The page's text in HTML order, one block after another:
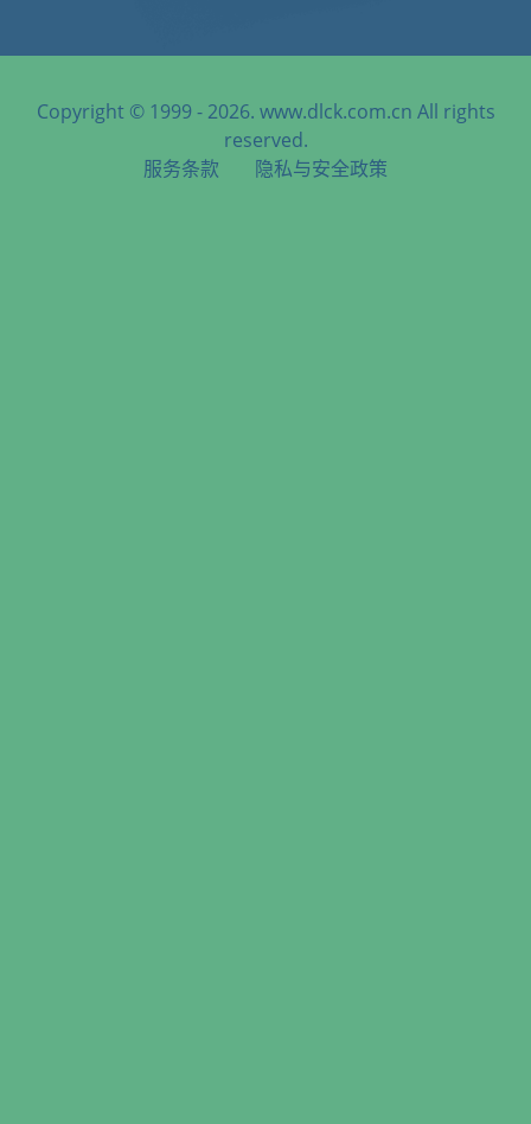
Copyright © 1999 - 2026. www.dlck.com.cn All rights
reserved.
服务条款
隐私与安全政策